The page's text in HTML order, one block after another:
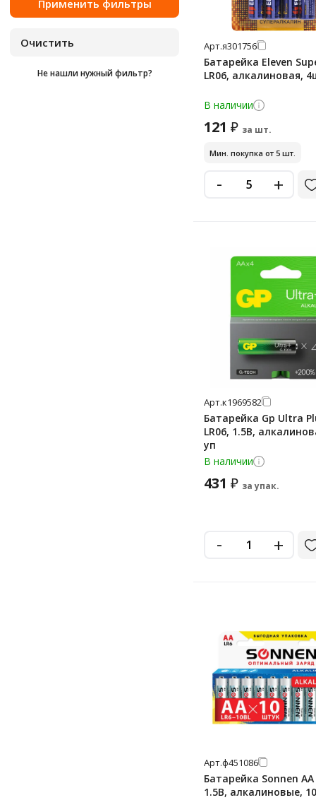
cr2032 (5004lc)
cr2450
Не нашли нужный фильтр?
Арт.я301756
Батарейка Eleven
LR06, алкалиновая,
В наличии
121 ₽ за шт.
Мин. покупка от 5 шт.
- +
Арт.к1969582
Батарейка Gp Ultra
LR06, 1.5В,
уп
В наличии
431 ₽ за упак.
- +
Арт.ф451086
Батарейка Sonnen АА
1.5В, алкалиновые,